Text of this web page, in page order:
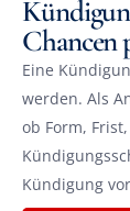
Chancen
Eine
werden. Als
ob Form,
Kündigung